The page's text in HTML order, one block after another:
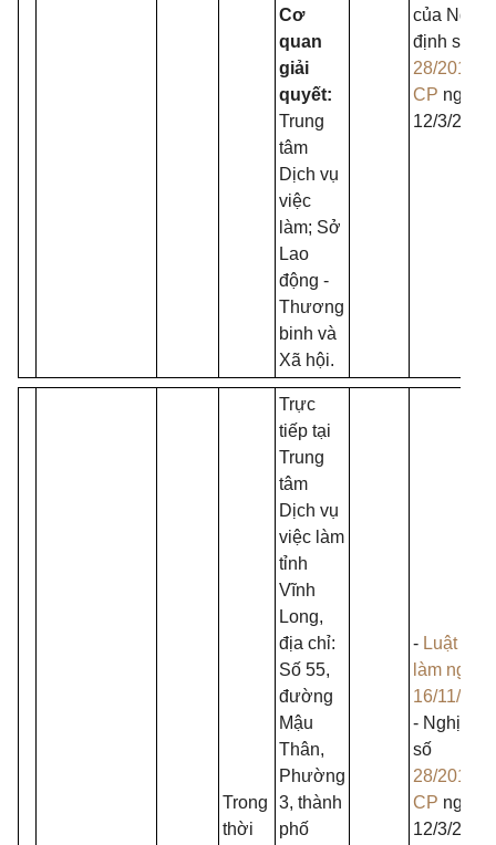
Cơ
quan
giải
quyết:
Trung
tâm
Dịch vụ
việc
làm; Sở
Lao
động -
Thương
binh và
Xã hội.
của Nghị
định số
28/2015/
CP ngày
12/3/2015
Trong
thời
Trực
tiếp tại
Trung
tâm
Dịch vụ
việc làm
tỉnh
Vĩnh
Long,
địa chỉ:
Số 55,
đường
Mậu
Thân,
Phường
3, thành
phố
- Luật Việc
làm ngày
16/11/
- Nghị
số
28/2015/
CP ngày
12/3/2015